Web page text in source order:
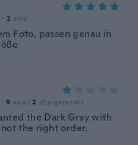
· 2 avis
Foto, passen genau in
· 9 avis · 2 chargements
the Dark Gray with
not the right order.